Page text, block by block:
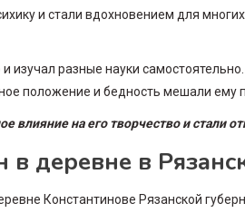
и стали вдохновением для
разные науки
положение и бедность мешали ему
влияние на его творчество и стали
в деревне в
Константинове Рязанской